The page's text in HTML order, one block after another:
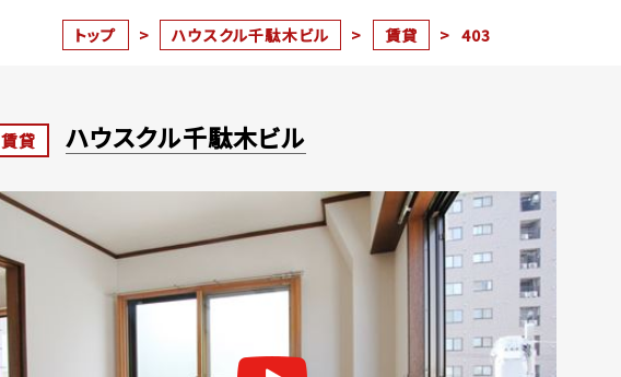
トップ > ハウスクル千駄木ビル > 賃貸 > 403
賃貸 ハウスクル千駄木ビル